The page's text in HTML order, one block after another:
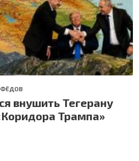
внушить Тегерану
Трампа»